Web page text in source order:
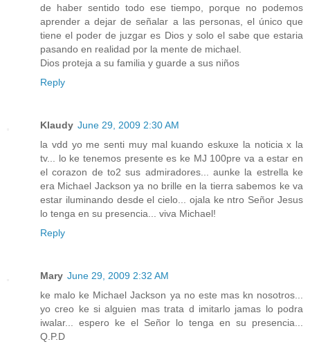
de haber sentido todo ese tiempo, porque no podemos
aprender a dejar de señalar a las personas, el único que
tiene el poder de juzgar es Dios y solo el sabe que estaria
pasando en realidad por la mente de michael.
Dios proteja a su familia y guarde a sus niños
Reply
Klaudy June 29, 2009 2:30 AM
la vdd yo me senti muy mal kuando eskuxe la noticia x la
tv... lo ke tenemos presente es ke MJ 100pre va a estar en
el corazon de to2 sus admiradores... aunke la estrella ke
era Michael Jackson ya no brille en la tierra sabemos ke va
estar iluminando desde el cielo... ojala ke ntro Señor Jesus
lo tenga en su presencia... viva Michael!
Reply
Mary June 29, 2009 2:32 AM
ke malo ke Michael Jackson ya no este mas kn nosotros...
yo creo ke si alguien mas trata d imitarlo jamas lo podra
iwalar... espero ke el Señor lo tenga en su presencia...
Q.P.D